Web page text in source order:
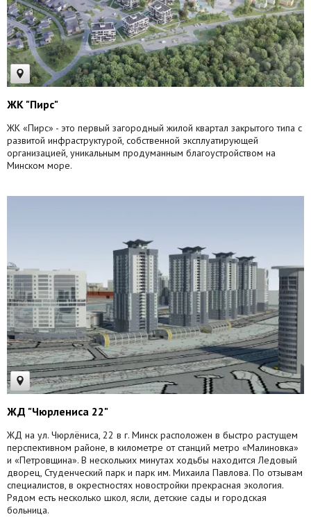
ЖК "Пирс"
ЖК «Пирс» - это первый загородный жилой квартал закрытого типа с
развитой инфраструктурой, собственной эксплуатирующей
организацией, уникальным продуманным благоустройством на
Минском море.
ЖД "Чюрлениса 22"
ЖД на ул. Чюрлёниса, 22 в г. Минск расположен в быстро растущем
перспективном районе, в километре от станций метро «Малиновка»
и «Петровщина». В нескольких минутах ходьбы находится Ледовый
дворец, Студенческий парк и парк им. Михаила Павлова. По отзывам
специалистов, в окрестностях новостройки прекрасная экология.
Рядом есть несколько школ, ясли, детские сады и городская
больница.